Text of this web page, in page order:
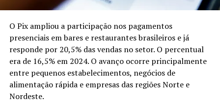
A visitante Débora Mazini também participou da
atividade e relacionou os cuidados com a boca à saúde de
forma geral. A programação buscou ampliar a
prevenção de cáries e outros problemas bucais ao levar
orientações diretamente ao público que circulou pela
Expoacre.
O Pix ampliou a participação nos pagamentos
presenciais em bares e restaurantes brasileiros e já
responde por 20,5% das vendas no setor. O percentual
era de 16,5% em 2024. O avanço ocorre principalmente
entre pequenos estabelecimentos, negócios de
alimentação rápida e empresas das regiões Norte e
Nordeste.